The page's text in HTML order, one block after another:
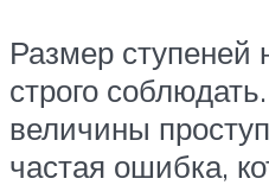
Размер ступеней
строго
величины
частая ошибка,